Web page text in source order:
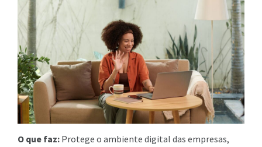
O que faz: Protege o ambiente digital das empresas,